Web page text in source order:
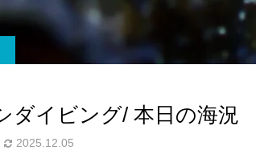
ダイビング/ 本日の海況
2025.12.05